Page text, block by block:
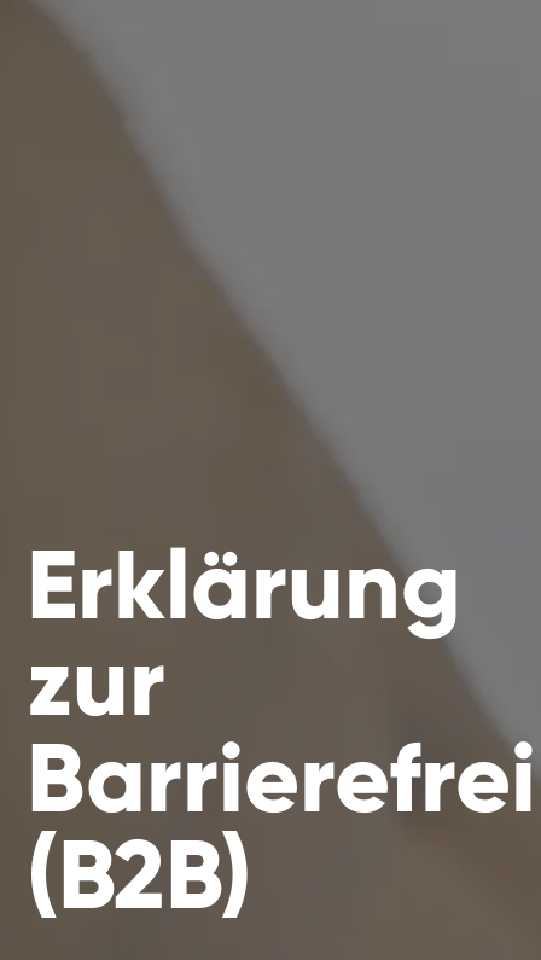
Erklärung
zur
(B2B)